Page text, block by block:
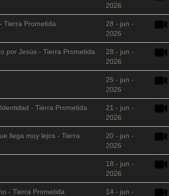
2026
Tierra Prometida
28 - jun -
2026
por Jesús - Tierra Prometida
28 - jun -
2026
25 - jun -
2026
- Tierra Prometida
21 - jun -
2026
llega muy lejos - Tierra
20 - jun -
2026
18 - jun -
2026
- Tierra Prometida
14 - jun -